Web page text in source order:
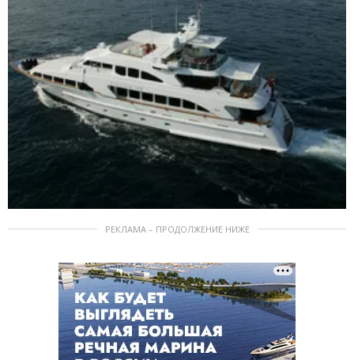
РЕКЛАМА – ПРОДОЛЖЕНИЕ НИЖЕ